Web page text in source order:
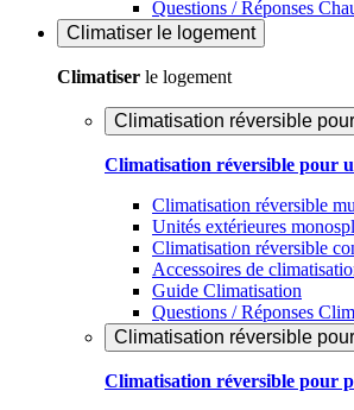
Questions / Réponses
Climatiser le logement
Climatiser le logement
Climatisation réversible
Climatisation réversible pour
Climatisation réversible
Unités extérieures
Climatisation réversible
Accessoires de
Guide Climatisation
Questions / Réponses
Climatisation réversible
Climatisation réversible pour